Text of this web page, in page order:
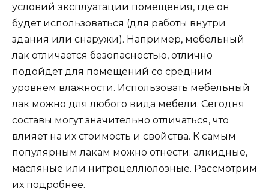
условий эксплуатации помещения, где он
будет использоваться (для работы внутри
здания или снаружи). Например, мебельный
лак отличается безопасностью, отлично
подойдет для помещений со средним
уровнем влажности. Использовать мебельный
лак можно для любого вида мебели. Сегодня
составы могут значительно отличаться, что
влияет на их стоимость и свойства. К самым
популярным лакам можно отнести: алкидные,
масляные или нитроцеллюлозные. Рассмотрим
их подробнее.